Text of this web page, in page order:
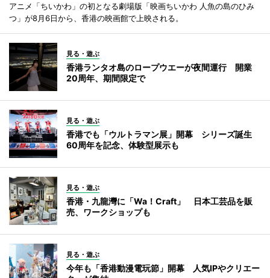
アニメ「ちいかわ」の初となる劇場版「映画ちいかわ 人魚の島のひみ
つ」が8月6日から、香港の映画館で上映される。
見る・遊ぶ
香港ランタオ島のロープウエーが夜間運行 開業
20周年、期間限定で
見る・遊ぶ
香港でも「ウルトラマン展」開幕 シリーズ誕生
60周年を記念、体験型展示も
見る・遊ぶ
香港・九龍灣に「Wa！Craft」 日本工芸品を販
売、ワークショップも
見る・遊ぶ
今年も「香港動漫電玩節」開幕 人気IPやクリエー